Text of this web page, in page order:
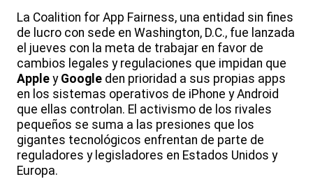
La Coalition for App Fairness, una entidad sin fines
de lucro con sede en Washington, D.C., fue lanzada
el jueves con la meta de trabajar en favor de
cambios legales y regulaciones que impidan que
Apple y Google den prioridad a sus propias apps
en los sistemas operativos de iPhone y Android
que ellas controlan. El activismo de los rivales
pequeños se suma a las presiones que los
gigantes tecnológicos enfrentan de parte de
reguladores y legisladores en Estados Unidos y
Europa.